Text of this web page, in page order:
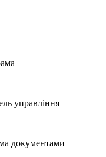
управління
документами